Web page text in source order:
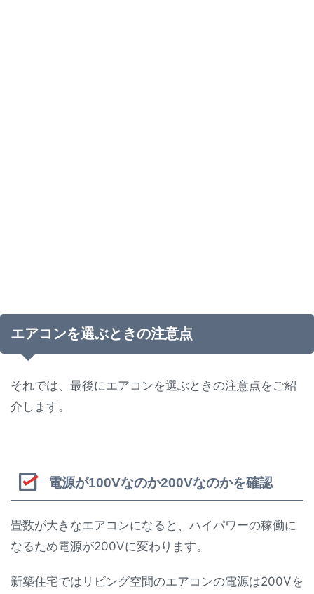
エアコンを選ぶときの注意点
それでは、最後にエアコンを選ぶときの注意点をご紹
介します。
電源が100Vなのか200Vなのかを確認
畳数が大きなエアコンになると、ハイパワーの稼働に
なるため電源が200Vに変わります。
新築住宅ではリビング空間のエアコンの電源は200Vを